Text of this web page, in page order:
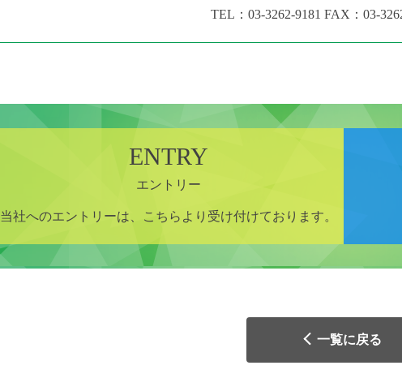
TEL： 03-3262-9181 FAX：03-
ENTRY
エントリー
当社へのエントリーは、こちらより受け付けております。
一覧に戻る